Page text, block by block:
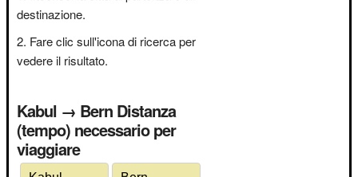
destinazione.
Fare clic sull'icona di ricerca per
vedere il risultato.
Kabul → Bern Distanza
(tempo) necessario per
viaggiare